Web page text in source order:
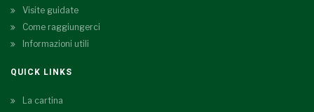
Visite guidate
Come raggiungerci
Informazioni utili
QUICK LINKS
La cartina